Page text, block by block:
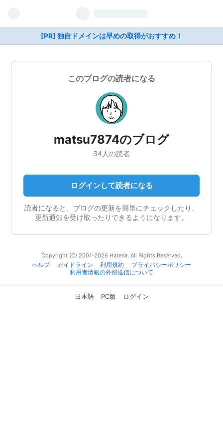
[PR] 独自ドメインは早めの取得がおすすめ！
このブログの読者になる
matsu7874のブログ
34人の読者
ログインして読者になる
読者になると、ブログの更新を簡単にチェックしたり、
更新通知を受け取ったりできるようになります。
Copyright (C) 2001-2026 Hatena. All Rights Reserved.
ヘルプ
ガイドライン 利用規約
プライバシーポリシー
利用者情報の外部送信について
日本語 PC版 ログイン